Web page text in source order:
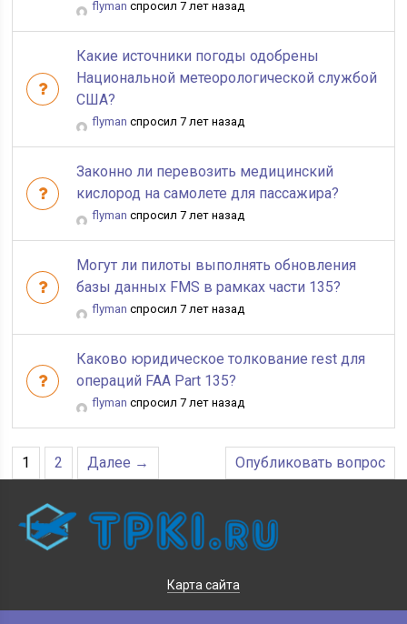
flyman спросил 7 лет назад
Какие источники погоды одобрены
Национальной метеорологической службой
США?
flyman спросил 7 лет назад
Законно ли перевозить медицинский
кислород на самолете для пассажира?
flyman спросил 7 лет назад
Могут ли пилоты выполнять обновления
базы данных FMS в рамках части 135?
flyman спросил 7 лет назад
Каково юридическое толкование rest для
операций FAA Part 135?
flyman спросил 7 лет назад
1 2 Далее → Опубликовать вопрос
Карта сайта